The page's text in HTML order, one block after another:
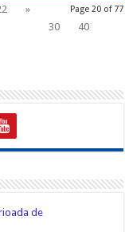
Page 20 of 77
»
30
40
de